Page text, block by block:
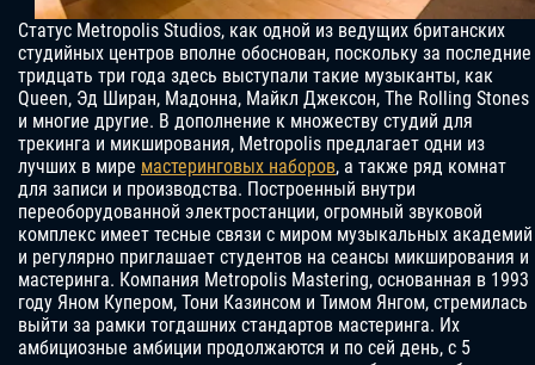
Статус Metropolis Studios, как одной из ведущих британских
студийных центров вполне обоснован, поскольку за последние
тридцать три года здесь выступали такие музыканты, как
Queen, Эд Ширан, Мадонна, Майкл Джексон, The Rolling Stones
и многие другие. В дополнение к множеству студий для
трекинга и микширования, Metropolis предлагает одни из
лучших в мире мастеринговых наборов, а также ряд комнат
для записи и производства. Построенный внутри
переоборудованной электростанции, огромный звуковой
комплекс имеет тесные связи с миром музыкальных академий
и регулярно приглашает студентов на сеансы микширования и
мастеринга. Компания Metropolis Mastering, основанная в 1993
году Яном Купером, Тони Казинсом и Тимом Янгом, стремилась
выйти за рамки тогдашних стандартов мастеринга. Их
амбициозные амбиции продолжаются и по сей день, с 5